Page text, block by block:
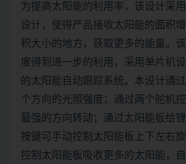
为提高太阳能的利用率，该设计采
设计，使得产品接收太阳能的面积
积大小的地方，获取更多的能量。
度得到进一步的利用，采用单片机
的太阳能自动跟踪系统。本设计通
个方向的光照强度；通过两个舵机
最强的方向转动；通过太阳能板给
按键可手动控制太阳能板上下左右
控制太阳能板吸收更多的太阳能，